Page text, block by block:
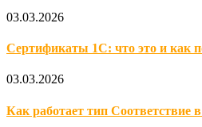
03.03.2026
Сертификаты 1С: что это и как
03.03.2026
Как работает тип Соответствие